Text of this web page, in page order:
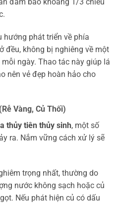
hướng phát triển về phía
đều, không bị nghiêng về một
ngày. Thao tác này giúp lá
nên vẻ đẹp hoàn hảo cho
Vàng, Củ Thối)
thủy tiên thủy sinh, một số
ra. Nắm vững cách xử lý sẽ
trọng nhất, thường do
nước không sạch hoặc củ
Nếu phát hiện củ có dấu